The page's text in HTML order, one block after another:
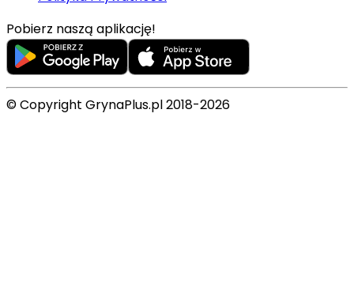
Pobierz naszą aplikację!
© Copyright GrynaPlus.pl 2018-2026